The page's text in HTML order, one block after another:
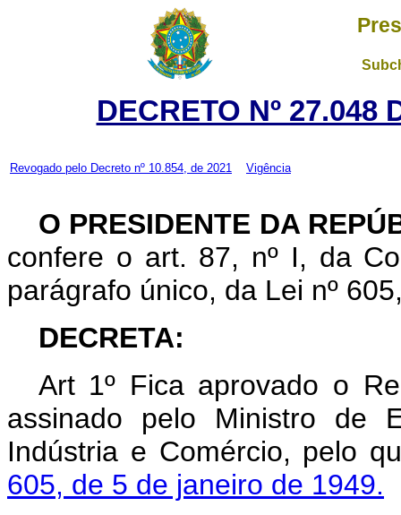
DECRETO Nº 27.048
Revogado pelo Decreto nº 10.854, de 2021 Vigência
O PRESIDENTE DA
confere o art. 87, nº I, da
parágrafo único, da Lei nº
DECRETA:
Art 1º Fica aprovado o
assinado pelo Ministro de
Indústria e Comércio, pelo
605, de 5 de janeiro de 1949.